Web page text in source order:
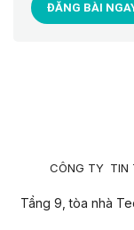
ĐĂNG BÀI
CÔNG TY TIN
Tầng 9, tòa nhà